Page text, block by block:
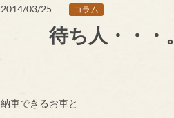
2014/03/25 コラム
待ち人・・・。
納車できるお車と